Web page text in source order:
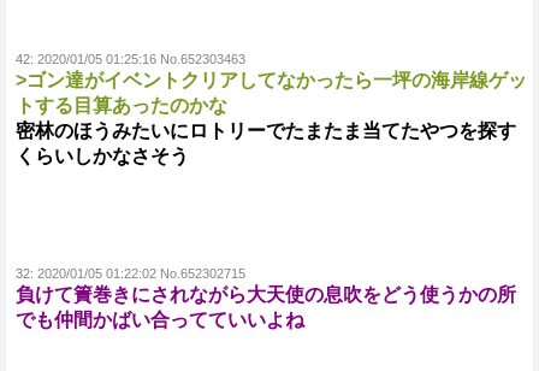
42: 2020/01/05 01:25:16 No.652303463
>ゴン達がイベントクリアしてなかったら一坪の海岸線ゲッ
トする目算あったのかな
密林のほうみたいにロトリーでたまたま当てたやつを探す
くらいしかなさそう
32: 2020/01/05 01:22:02 No.652302715
負けて簀巻きにされながら大天使の息吹をどう使うかの所
でも仲間かばい合ってていいよね